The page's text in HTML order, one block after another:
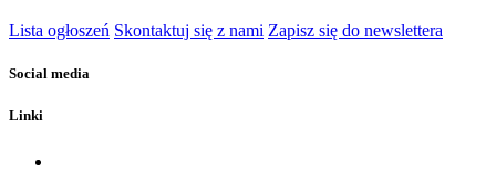
Lista ogłoszeń Skontaktuj się z nami Zapisz się do newslettera
Social media
Linki